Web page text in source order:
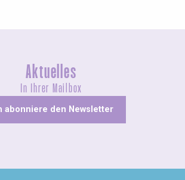
Aktuelles
In Ihrer Mailbox
abonniere den Newsletter